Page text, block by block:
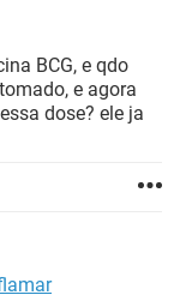
BCG, e qdo
e agora
dose? ele ja